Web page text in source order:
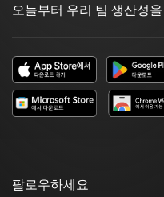
오늘부터 우리 팀 생산성
팔로우하세요